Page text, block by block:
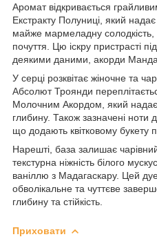
Аромат відкривається
Екстракту Полуниці, який надає
майже мармеладну
почуття. Цю іскру пристрасті
деякими даними, акорди
У серці розквітає жіночне та
Абсолют Троянди
Молочним Акордом, який надає
глибину. Також зазначені ноти
що додають квітковому букету
Нарешті, база залишає
текстурна ніжність білого
ваніллю з Мадагаскару. Цей
обволікальне та чуттєве
глибину та стійкість.
Приховати